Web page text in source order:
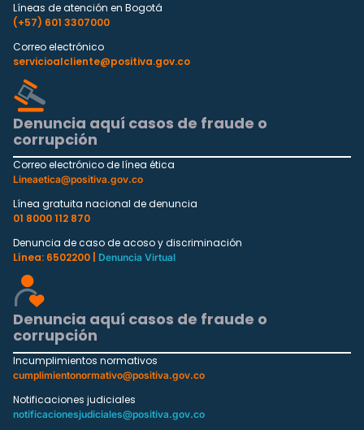
Líneas de atención en Bogotá
(+57) 601 3307000
Correo electrónico
servicioalcliente@positiva.gov.co
Denuncia aquí casos de fraude o
corrupción
Correo electrónico de línea ética
Lineaetica@positiva.gov.co
Línea gratuita nacional de denuncia
01 8000 112 870
Denuncia de caso de acoso y discriminación
Línea: 6502200 |
Denuncia Virtual
Denuncia aquí casos de fraude o
corrupción
Incumplimientos normativos
cumplimientonormativo@positiva.gov.co
Notificaciones judiciales
notificacionesjudiciales@positiva.gov.co